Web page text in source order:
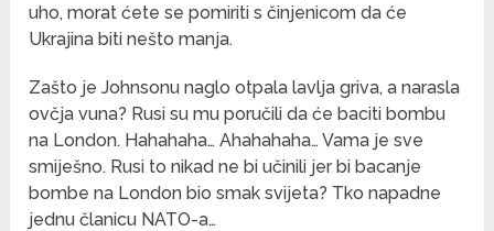
uho, morat ćete se pomiriti s činjenicom da će
Ukrajina biti nešto manja.
Zašto je Johnsonu naglo otpala lavlja griva, a narasla
ovčja vuna? Rusi su mu poručili da će baciti bombu
na London. Hahahaha… Ahahahaha… Vama je sve
smiješno. Rusi to nikad ne bi učinili jer bi bacanje
bombe na London bio smak svijeta? Tko napadne
jednu članicu NATO-a…